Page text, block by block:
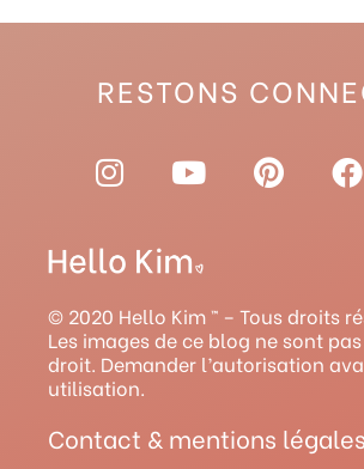
RESTONS
I
n
t
a
g
r
a
m
Y
o
t
u
b
e
P
i
r
e
s
F
a
o
o
k
© 2020 Hello Kim ™ – Tous droits
Les images de ce blog ne sont
droit. Demander l’autorisation
utilisation.
Contact & mentions légales